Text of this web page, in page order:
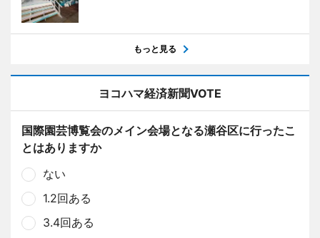
もっと見る
ヨコハマ経済新聞VOTE
国際園芸博覧会のメイン会場となる瀬谷区に行ったこ
とはありますか
ない
1.2回ある
3.4回ある